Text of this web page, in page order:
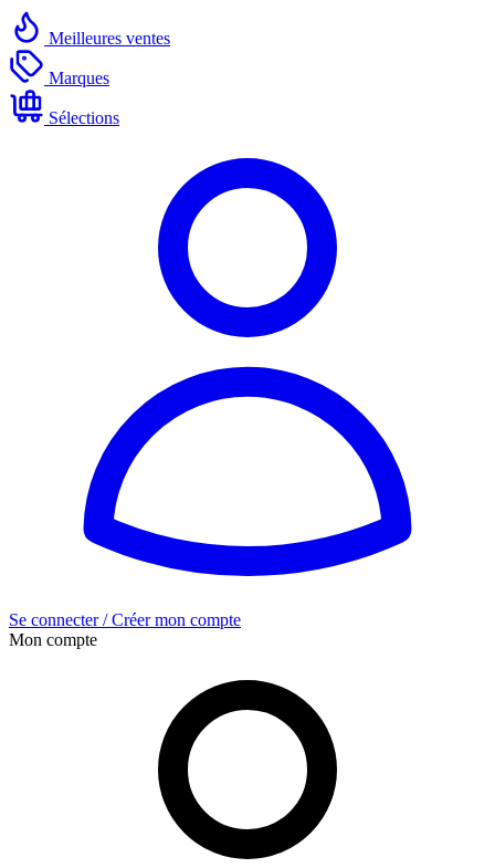
Meilleures ventes
Marques
Sélections
Se connecter / Créer mon compte
Mon compte